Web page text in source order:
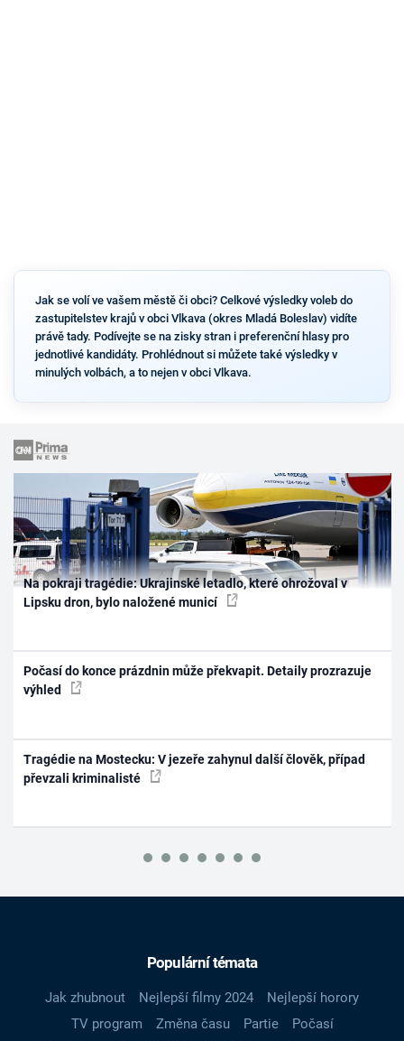
Jak se volí ve vašem městě či obci? Celkové výsledky voleb do
zastupitelstev krajů v obci Vlkava (okres Mladá Boleslav) vidíte
právě tady. Podívejte se na zisky stran i preferenční hlasy pro
jednotlivé kandidáty. Prohlédnout si můžete také výsledky v
minulých volbách, a to nejen v obci Vlkava.
Na pokraji tragédie: Ukrajinské letadlo, které ohrožoval v
Lipsku dron, bylo naložené municí
Počasí do konce prázdnin může překvapit. Detaily prozrazuje
výhled
Tragédie na Mostecku: V jezeře zahynul další člověk, případ
převzali kriminalisté
Populární témata
Jak zhubnout Nejlepší filmy 2024
Nejlepší horory
TV program
Změna času Partie
Počasí